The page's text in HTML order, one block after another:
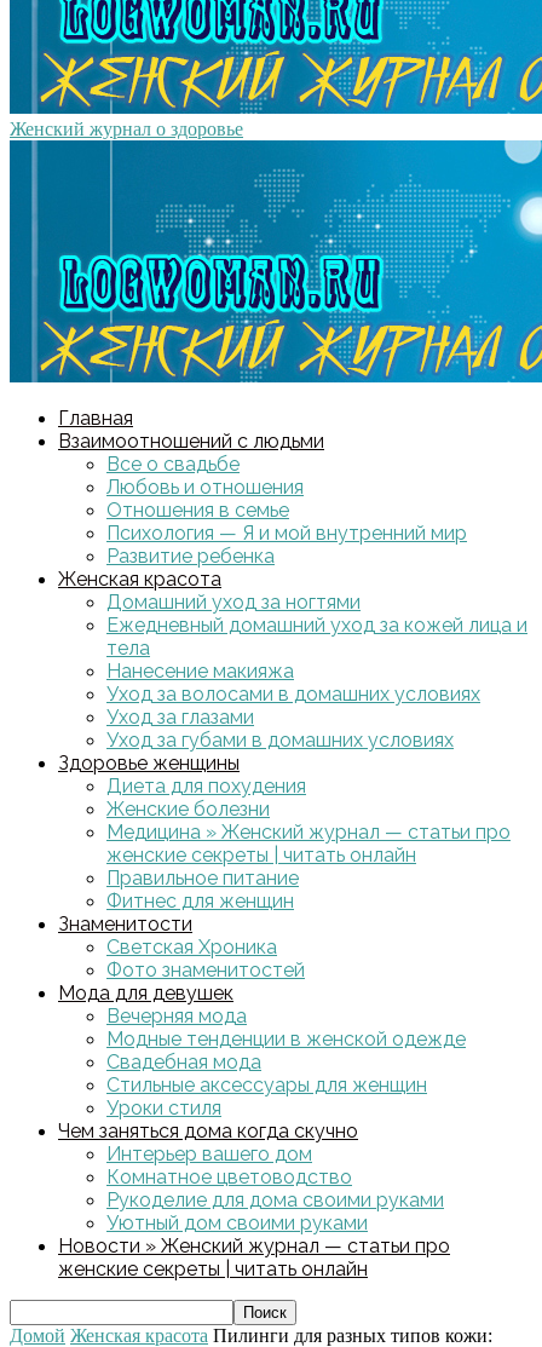
Женский журнал о здоровье
Главная
Взаимоотношений с людьми
Все о свадьбе
Любовь и отношения
Отношения в семье
Психология — Я и мой внутренний мир
Развитие ребенка
Женская красота
Домашний уход за ногтями
Ежедневный домашний уход за кожей лица и
тела
Нанесение макияжа
Уход за волосами в домашних условиях
Уход за глазами
Уход за губами в домашних условиях
Здоровье женщины
Диета для похудения
Женские болезни
Медицина » Женский журнал — статьи про
женские секреты | читать онлайн
Правильное питание
Фитнес для женщин
Знаменитости
Светская Хроника
Фото знаменитостей
Мода для девушек
Вечерняя мода
Модные тенденции в женской одежде
Свадебная мода
Стильные аксессуары для женщин
Уроки стиля
Чем заняться дома когда скучно
Интерьер вашего дом
Комнатное цветоводство
Рукоделие для дома своими руками
Уютный дом своими руками
Новости » Женский журнал — статьи про
женские секреты | читать онлайн
Домой Женская красота Пилинги для разных типов кожи: